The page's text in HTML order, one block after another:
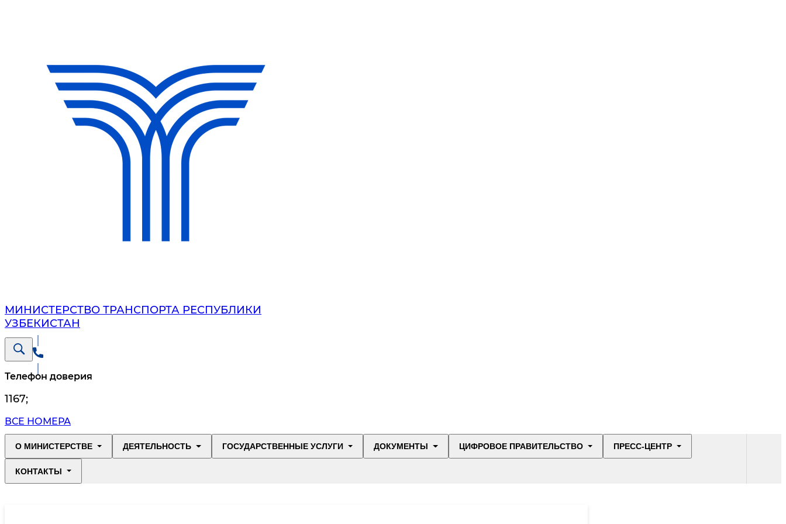
МИНИСТЕРСТВО ТРАНСПОРТА РЕСПУБЛИКИ
УЗБЕКИСТАН
Телефон доверия
1167;
ВСЕ НОМЕРА
О МИНИСТЕРСТВЕ ДЕЯТЕЛЬНОСТЬ ГОСУДАРСТВЕННЫЕ УСЛУГИ ДОКУМЕНТЫ ЦИФРОВОЕ ПРАВИТЕЛЬСТВО ПРЕСС-ЦЕНТР
КОНТАКТЫ